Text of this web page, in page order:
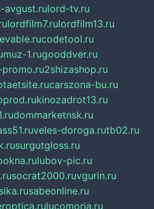
avgust.rulord-tv.ru
lordfilm7.rulordfilm13.ru
codetool.ru
muz-1.rugooddver.ru
2shizashop.ru
carszona-bu.ru
kinozadrot13.ru
dommarketnsk.ru
veles-doroga.rutb02.ru
surgutgloss.ru
lubov-pic.ru
socrat2000.ruvgurin.ru
sabeonline.ru
lucomoria.ru